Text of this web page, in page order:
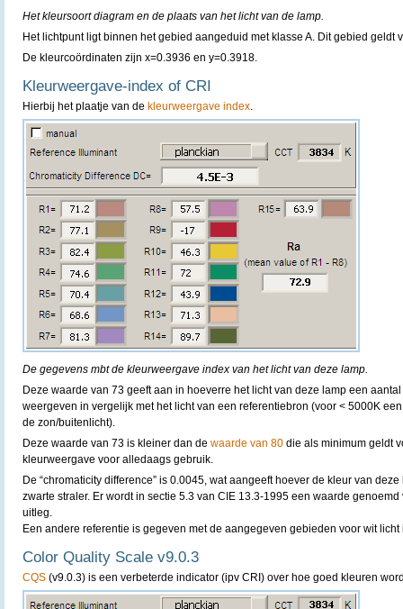
Het kleursoort diagram en de plaats van het licht van de lamp.
Het lichtpunt ligt binnen het gebied aangeduid met klasse A. Dit gebied geldt
De kleurcoördinaten zijn x=0.3936 en y=0.3918.
Kleurweergave-index of CRI
Hierbij het plaatje van de kleurweergave index.
De gegevens mbt de kleurweergave index van het licht van deze lamp.
Deze waarde van 73 geeft aan in hoeverre het licht van deze lamp een
weergeven in vergelijk met het licht van een referentiebron (voor < 5000K
de zon/buitenlicht).
Deze waarde van 73 is kleiner dan de waarde van 80 die als minimum geldt
kleurweergave voor alledaags gebruik.
De “chromaticity difference” is 0.0045, wat aangeeft hoever de kleur van
zwarte straler. Er wordt in sectie 5.3 van CIE 13.3-1995 een waarde
uitleg.
Een andere referentie is gegeven met de aangegeven gebieden voor wit
Color Quality Scale v9.0.3
CQS (v9.0.3) is een verbeterde indicator (ipv CRI) over hoe goed kleuren